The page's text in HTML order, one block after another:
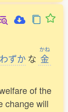
わずか な
かね
金
of the
change will